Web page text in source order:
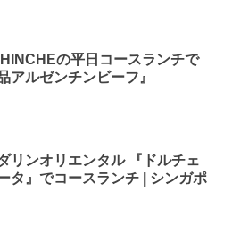
の平日コースランチで
アルゼンチンビーフ』
リンオリエンタル 『ドルチェ
タ』でコースランチ | シンガポ